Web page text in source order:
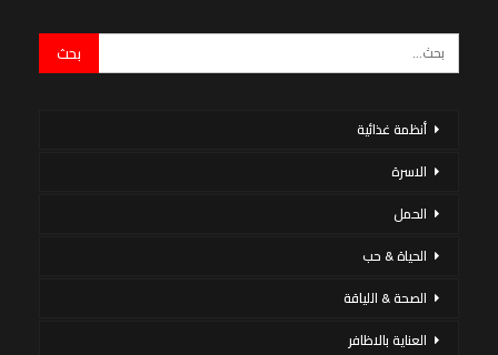
أنظمة غذائية
الاسرة
الحمل
الحياة & حب
الصحة & اللياقة
العناية بالاظافر